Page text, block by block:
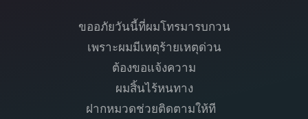
ขออภัยวันนี้ที่ผมโทรมารบกวน
เพราะผมมีเหตุร้ายเหตุด่วน
ต้องขอแจ้งความ
ผมสิ้นไร้หนทาง
ฝากหมวดช่วยติดตามให้ที